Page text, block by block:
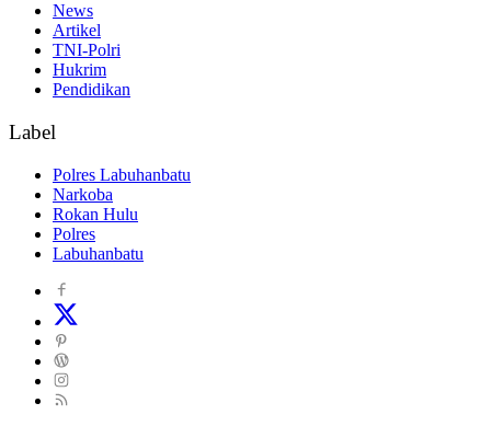
News
Artikel
TNI-Polri
Hukrim
Pendidikan
Label
Polres Labuhanbatu
Narkoba
Rokan Hulu
Polres
Labuhanbatu